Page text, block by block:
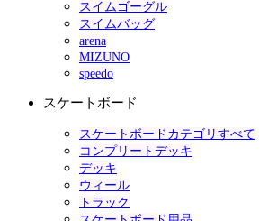
スイムゴーグル
スイムバッグ
arena
MIZUNO
speedo
スケートボード
スケートボードカテゴリすべて
コンプリートデッキ
デッキ
ウィール
トラック